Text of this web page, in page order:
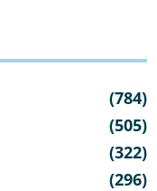
(784)
(505)
(322)
(296)